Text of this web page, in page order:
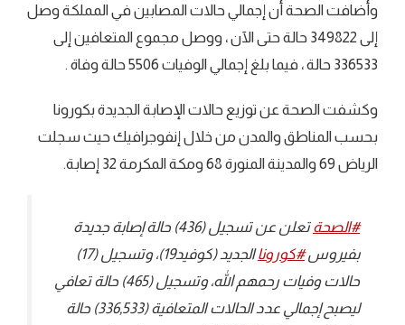
وأضافت الصحة أن إجمالي حالات المصابين في المملكة وصل
إلى 349822 حالة حتى الآن ، ووصل مجموع المتعافين إلى
336533 حالة ، فيما بلغ إجمالي الوفيات 5506 حالة وفاة .
وكشفت الصحة عن توزيع حالات الإصابة الجديدة بكورونا
بحسب المناطق والمدن من خلال إنفوجرافيك حيث سجلت
الرياض 69 والمدينة المنورة 68 ومكة المكرمة 32 إصابة.
#الصحة
⁩ تعلن عن تسجيل (436) حالة إصابة جديدة
بفيروس ⁧#كورونا
⁩ الجديد (كوفيد19)، وتسجيل (17)
حالات وفيات رحمهم الله، وتسجيل (465) حالة تعافي
ليصبح إجمالي عدد الحالات المتعافية (336,533) حالة